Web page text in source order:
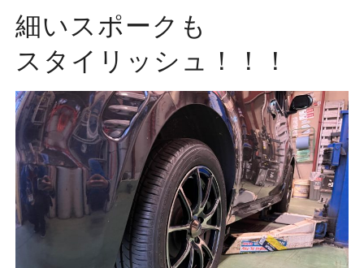
細いスポークも
スタイリッシュ！！！